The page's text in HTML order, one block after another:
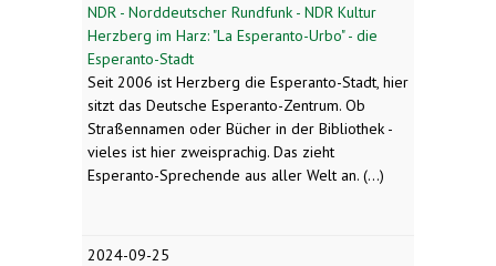
NDR - Norddeutscher Rundfunk - NDR Kultur
Herzberg im Harz: "La Esperanto-Urbo" - die
Esperanto-Stadt
Seit 2006 ist Herzberg die Esperanto-Stadt, hier
sitzt das Deutsche Esperanto-Zentrum. Ob
Straßennamen oder Bücher in der Bibliothek -
vieles ist hier zweisprachig. Das zieht
Esperanto-Sprechende aus aller Welt an. (...)
2024-09-25